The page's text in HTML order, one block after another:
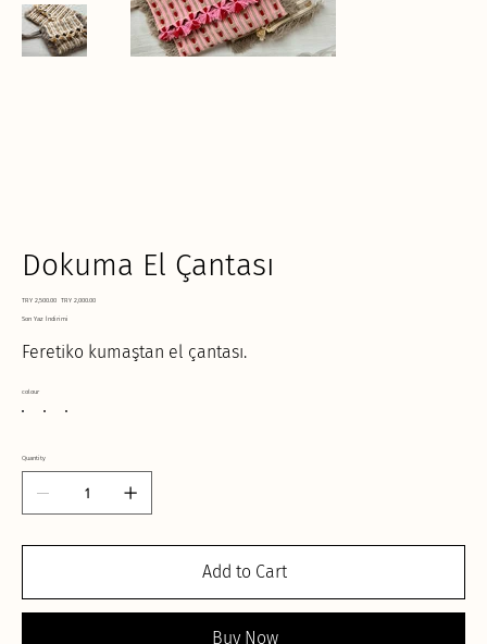
Dokuma El Çantası
Original
TRY 2,500.00 Sale
TRY 2,000.00
Son Yaz İndirimi
Feretiko kumaştan el çantası.
colour
Quantity
Add to Cart
Buy Now